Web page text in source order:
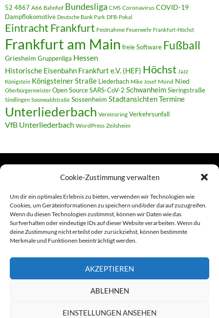
Cookie-Zustimmung verwalten
Um dir ein optimales Erlebnis zu bieten, verwenden wir Technologien wie
Cookies, um Geräteinformationen zu speichern und/oder darauf zuzugreifen.
Wenn du diesen Technologien zustimmst, können wir Daten wie das
Surfverhalten oder eindeutige IDs auf dieser Website verarbeiten. Wenn du
deine Zustimmung nicht erteilst oder zurückziehst, können bestimmte
Merkmale und Funktionen beeinträchtigt werden.
AKZEPTIEREN
ABLEHNEN
EINSTELLUNGEN ANSEHEN
52 4867 A66 Bahnhof Bundesliga CMS Coronavirus COVID-19
Dampflokomotive Deutsche Bank Park DFB-Pokal
Eintracht Frankfurt Festnahme Feuerwehr Frankfurt-Höchst
Frankfurt am Main freie Software Fußball
Griesheim Gruppenliga Hessen
Historische Eisenbahn Frankfurt e.V. (HEF) Höchst Jazz
Königstein Königsteiner Straße Liederbach Mike Josef Mond Nied
Oberbürgermeister Open SourceSARS-CoV-2 SchwanheimSieringstraße
Sindlingen Soonwaldstraße Sossenheim StadtansichtenTermine
Unterliederbach Vereinsring Verkehrsunfall
VfB Unterliederbach WordPress Zeilsheim
Links
Amiga (alt in Seite)
Amiga-News
Foto-Spaziergänge (Mainzauber)